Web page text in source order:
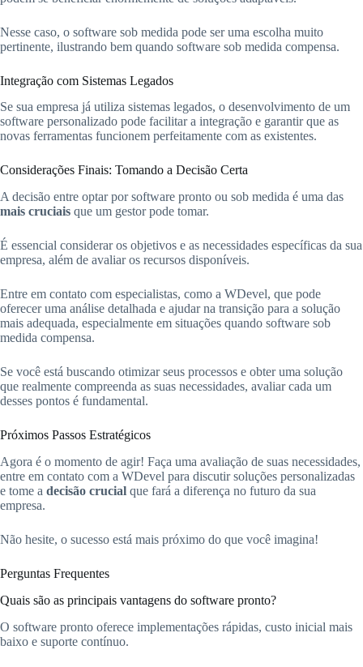
Nesse caso, o software sob medida pode ser uma escolha muito
pertinente, ilustrando bem quando software sob medida compensa.
Integração com Sistemas Legados
Se sua empresa já utiliza sistemas legados, o desenvolvimento de um
software personalizado pode facilitar a integração e garantir que as
novas ferramentas funcionem perfeitamente com as existentes.
Considerações Finais: Tomando a Decisão Certa
A decisão entre optar por software pronto ou sob medida é uma das
mais cruciais que um gestor pode tomar.
É essencial considerar os objetivos e as necessidades específicas da sua
empresa, além de avaliar os recursos disponíveis.
Entre em contato com especialistas, como a WDevel, que pode
oferecer uma análise detalhada e ajudar na transição para a solução
mais adequada, especialmente em situações quando software sob
medida compensa.
Se você está buscando otimizar seus processos e obter uma solução
que realmente compreenda as suas necessidades, avaliar cada um
desses pontos é fundamental.
Próximos Passos Estratégicos
Agora é o momento de agir! Faça uma avaliação de suas necessidades,
entre em contato com a WDevel para discutir soluções personalizadas
e tome a decisão crucial que fará a diferença no futuro da sua
empresa.
Não hesite, o sucesso está mais próximo do que você imagina!
Perguntas Frequentes
Quais são as principais vantagens do software pronto?
O software pronto oferece implementações rápidas, custo inicial mais
baixo e suporte contínuo.